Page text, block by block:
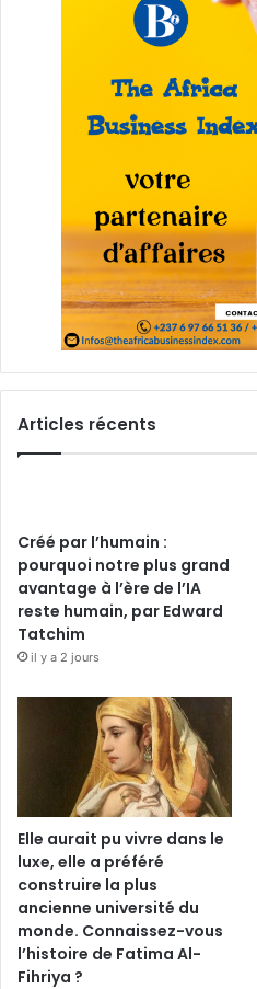
Articles récents
Créé par l’humain :
pourquoi notre plus grand
avantage à l’ère de l’IA
reste humain, par Edward
Tatchim
il y a 2 jours
Elle aurait pu vivre dans le
luxe, elle a préféré
construire la plus
ancienne université du
monde. Connaissez-vous
l’histoire de Fatima Al-
Fihriya ?